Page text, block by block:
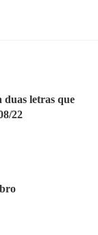
duas letras que
22